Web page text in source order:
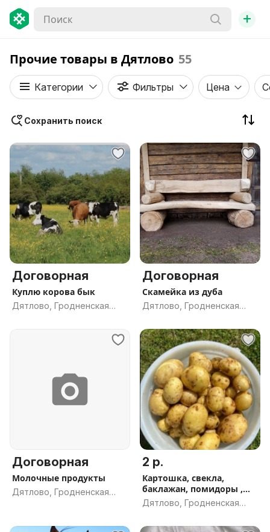
+
Прочие товары в Дятлово 55
Категории Фильтры Цена
Сохранить поиск
Договорная
Куплю корова бык
Дятлово, Гродненская
Договорная
Скамейка из дуба
Дятлово, Гродненская
Договорная
Молочные продукты
Дятлово, Гродненская
2 р.
Картошка, свекла,
баклажан, помидоры ,
кабачок
Дятлово, Гродненская